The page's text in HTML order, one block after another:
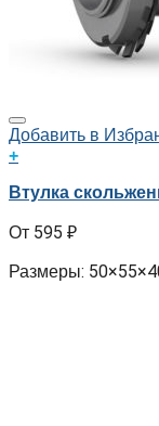
Добавить в
+
Втулка
595 ₽
Размеры: